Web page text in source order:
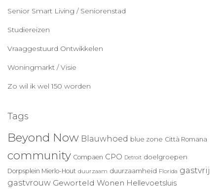
Senior Smart Living / Seniorenstad
Studiereizen
Vraaggestuurd Ontwikkelen
Woningmarkt / Visie
Zo wil ik wel 150 worden
Tags
Beyond Now Blauwhoed blue zone Città Romana
community Compaen CPO Detroit doelgroepen
Dorpsplein Mierlo-Hout duurzaam duurzaamheid Florida gastvrij
gastvrouw Geworteld Wonen Hellevoetsluis